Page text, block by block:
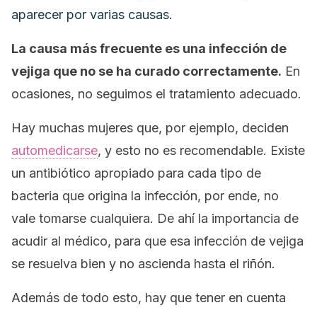
aparecer por varias causas.
La causa más frecuente es una infección de
vejiga que no se ha curado correctamente. En
ocasiones, no seguimos el tratamiento adecuado.
Hay muchas mujeres que, por ejemplo, deciden
automedicarse, y esto no es recomendable. Existe
un antibiótico apropiado para cada tipo de
bacteria que origina la infección, por ende, no
vale tomarse cualquiera. De ahí la importancia de
acudir al médico, para que esa infección de vejiga
se resuelva bien y no ascienda hasta el riñón.
Además de todo esto, hay que tener en cuenta